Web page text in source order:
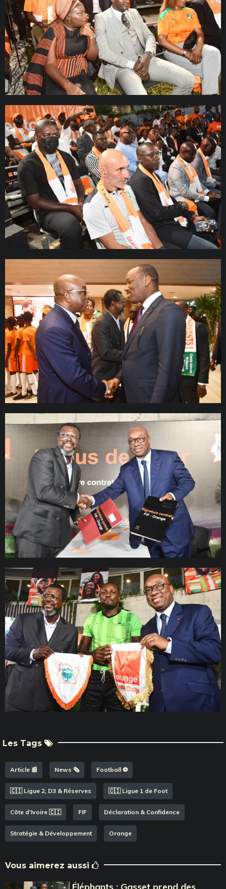
Les Tags
Article 📰 News 🗞️ Football ⚽️
🇨🇮 Ligue 2, D3 & Réserves 🇨🇮 Ligue 1 de Foot
Côte d'Ivoire 🇨🇮 FIF Déclaration & Confidence
Stratégie & Développement Orange
Vous aimerez aussi
Éléphants : Gasset prend des